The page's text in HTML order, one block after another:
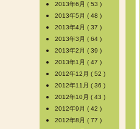
2013年6月 ( 53 )
2013年5月 ( 48 )
2013年4月 ( 37 )
2013年3月 ( 64 )
2013年2月 ( 39 )
2013年1月 ( 47 )
2012年12月 ( 52 )
2012年11月 ( 36 )
2012年10月 ( 43 )
2012年9月 ( 42 )
2012年8月 ( 77 )